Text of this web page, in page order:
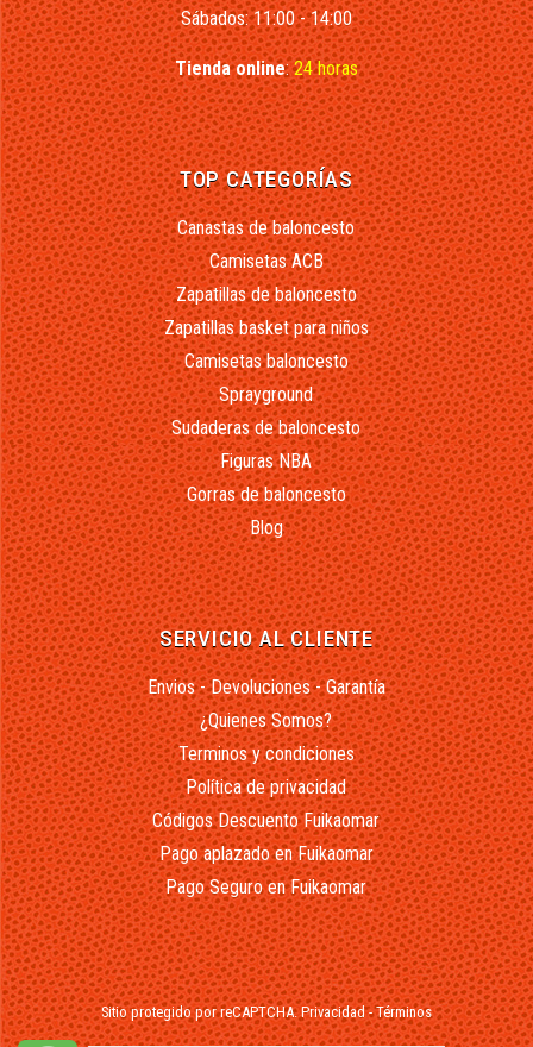
Sábados: 11:00 - 14:00
Tienda online:24 horas
TOP CATEGORÍAS
Canastas de baloncesto
Camisetas ACB
Zapatillas de baloncesto
Zapatillas basket para niños
Camisetas baloncesto
Sprayground
Sudaderas de baloncesto
Figuras NBA
Gorras de baloncesto
Blog
SERVICIO AL CLIENTE
Envios - Devoluciones - Garantía
¿Quienes Somos?
Terminos y condiciones
Política de privacidad
Códigos Descuento Fuikaomar
Pago aplazado en Fuikaomar
Pago Seguro en Fuikaomar
Sitio protegido por reCAPTCHA.Privacidad-Términos